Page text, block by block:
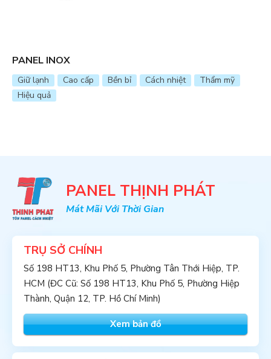
PANEL INOX
Giữ lạnh Cao cấp Bền bỉ Cách nhiệt
Thẩm mỹ
Hiệu quả
PANEL THỊNH PHÁT
Mát Mãi Với Thời Gian
TRỤ SỞ CHÍNH
Số 198 HT13, Khu Phố 5, Phường Tân Thới Hiệp, TP.
HCM (ĐC Cũ: Số 198 HT13, Khu Phố 5, Phường Hiệp
Thành, Quận 12, TP. Hồ Chí Minh)
Xem bản đồ